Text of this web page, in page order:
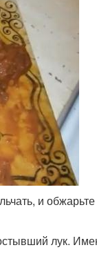
и
лук.